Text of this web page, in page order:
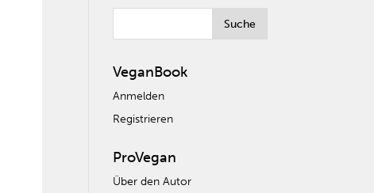
VeganBook
Anmelden
Registrieren
ProVegan
Über den Autor